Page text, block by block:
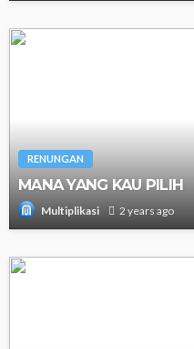
RENUNGAN
MANA YANG KAU PILIH
Multiplikasi 2 years ago